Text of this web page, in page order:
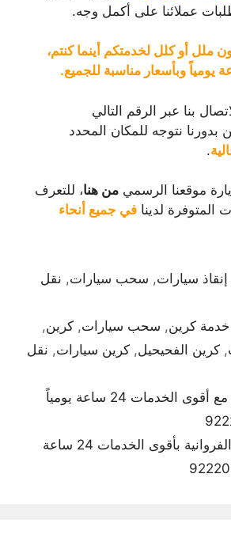
عملائنا على أكمل وجه.
ملل أو كلل لخدمتكم أينما كنتم،
بنا عبر الرقم التالي
بدورنا نتوجه للمكان المحدد
.
موقعنا الرسمي من هنا، للتعرف
لدينا في جميع أنحاء
إنقاذ سيارات, سحب سيارات, نقل
خدمة كرين, سحب سيارات,كرين,
, كرين الفحيحيل, كرين سيارات, نقل
كرين الأحمدي مع أقوى الخدمات 24 ساعة يومياً
كرين سيارات الفروانية بأقوى الخدمات 24 ساعة